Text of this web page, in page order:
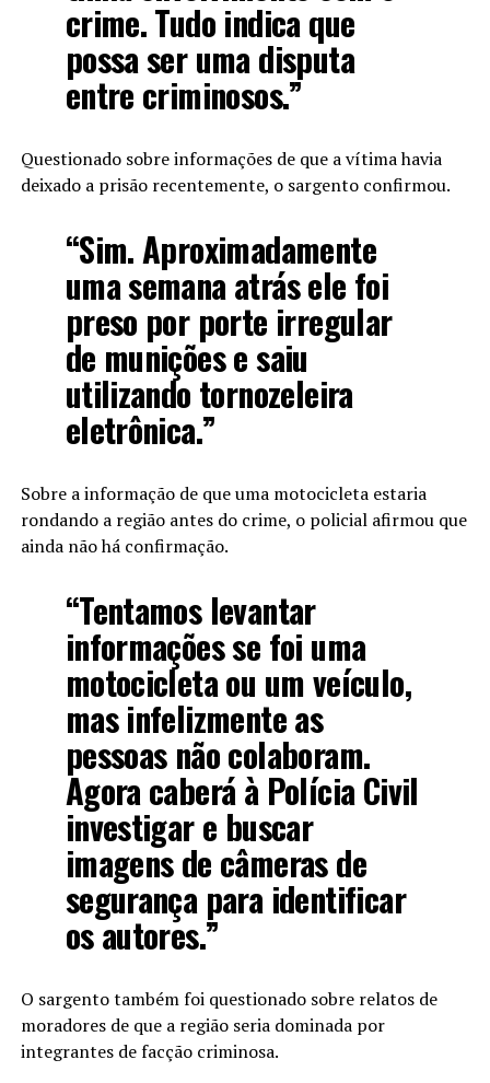
crime. Tudo indica que
possa ser uma disputa
entre criminosos.”
Questionado sobre informações de que a vítima havia
deixado a prisão recentemente, o sargento confirmou.
“Sim. Aproximadamente
uma semana atrás ele foi
preso por porte irregular
de munições e saiu
utilizando tornozeleira
eletrônica.”
Sobre a informação de que uma motocicleta estaria
rondando a região antes do crime, o policial afirmou que
ainda não há confirmação.
“Tentamos levantar
informações se foi uma
motocicleta ou um veículo,
mas infelizmente as
pessoas não colaboram.
Agora caberá à Polícia Civil
investigar e buscar
imagens de câmeras de
segurança para identificar
os autores.”
O sargento também foi questionado sobre relatos de
moradores de que a região seria dominada por
integrantes de facção criminosa.